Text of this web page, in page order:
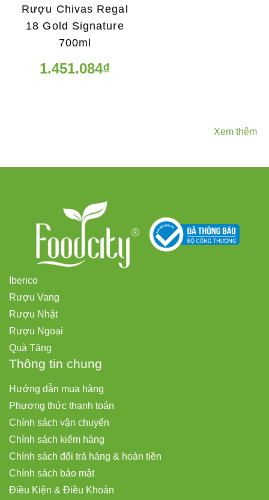
Rượu Chivas Regal
18 Gold Signature
700ml
1.451.084₫
Xem thêm
Iberico
Rượu Vang
Rượu Nhật
Rượu Ngoại
Quà Tặng
Thông tin chung
Hướng dẫn mua hàng
Phương thức thanh toán
Chính sách vận chuyển
Chính sách kiểm hàng
Chính sách đổi trả hàng & hoàn tiền
Chính sách bảo mật
Điều Kiện & Điều Khoản